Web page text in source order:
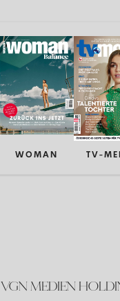
WOMAN TV-
VGN MEDIEN